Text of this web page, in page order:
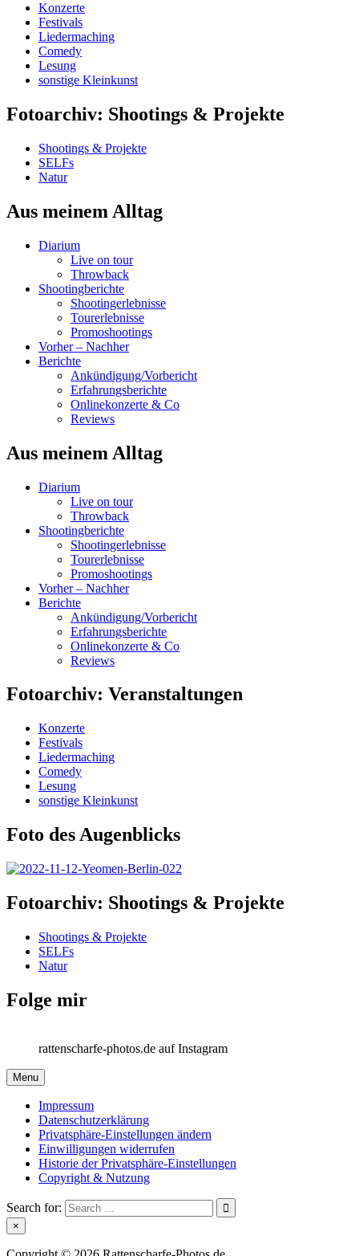
Konzerte
Festivals
Liedermaching
Comedy
Lesung
sonstige Kleinkunst
Fotoarchiv: Shootings & Projekte
Shootings & Projekte
SELFs
Natur
Aus meinem Alltag
Diarium
Live on tour
Throwback
Shootingberichte
Shootingerlebnisse
Tourerlebnisse
Promoshootings
Vorher – Nachher
Berichte
Ankündigung/Vorbericht
Erfahrungsberichte
Onlinekonzerte & Co
Reviews
Aus meinem Alltag
Diarium
Live on tour
Throwback
Shootingberichte
Shootingerlebnisse
Tourerlebnisse
Promoshootings
Vorher – Nachher
Berichte
Ankündigung/Vorbericht
Erfahrungsberichte
Onlinekonzerte & Co
Reviews
Fotoarchiv: Veranstaltungen
Konzerte
Festivals
Liedermaching
Comedy
Lesung
sonstige Kleinkunst
Foto des Augenblicks
Fotoarchiv: Shootings & Projekte
Shootings & Projekte
SELFs
Natur
Folge mir
rattenscharfe-photos.de auf Instagram
Menu
Impressum
Datenschutzerklärung
Privatsphäre-Einstellungen ändern
Einwilligungen widerrufen
Historie der Privatsphäre-Einstellungen
Copyright & Nutzung
Search for:
×